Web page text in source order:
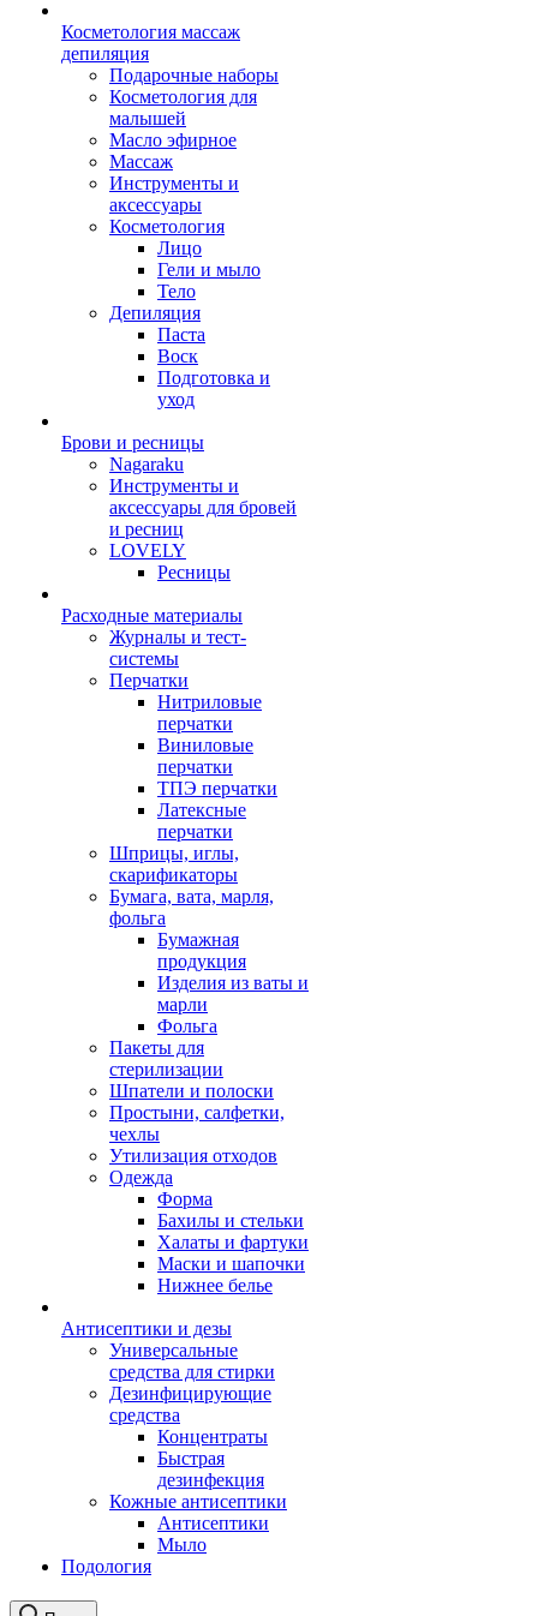
Косметология массаж
депиляция
Подарочные наборы
Косметология для
малышей
Масло эфирное
Массаж
Инструменты и
аксессуары
Косметология
Лицо
Гели и мыло
Тело
Депиляция
Паста
Воск
Подготовка и
уход
Брови и ресницы
Nagaraku
Инструменты и
аксессуары для бровей
и ресниц
LOVELY
Ресницы
Расходные материалы
Журналы и тест-
системы
Перчатки
Нитриловые
перчатки
Виниловые
перчатки
ТПЭ перчатки
Латексные
перчатки
Шприцы, иглы,
скарификаторы
Бумага, вата, марля,
фольга
Бумажная
продукция
Изделия из ваты и
марли
Фольга
Пакеты для
стерилизации
Шпатели и полоски
Простыни, салфетки,
чехлы
Утилизация отходов
Одежда
Форма
Бахилы и стельки
Халаты и фартуки
Маски и шапочки
Нижнее белье
Антисептики и дезы
Универсальные
средства для стирки
Дезинфицирующие
средства
Концентраты
Быстрая
дезинфекция
Кожные антисептики
Антисептики
Мыло
Подология